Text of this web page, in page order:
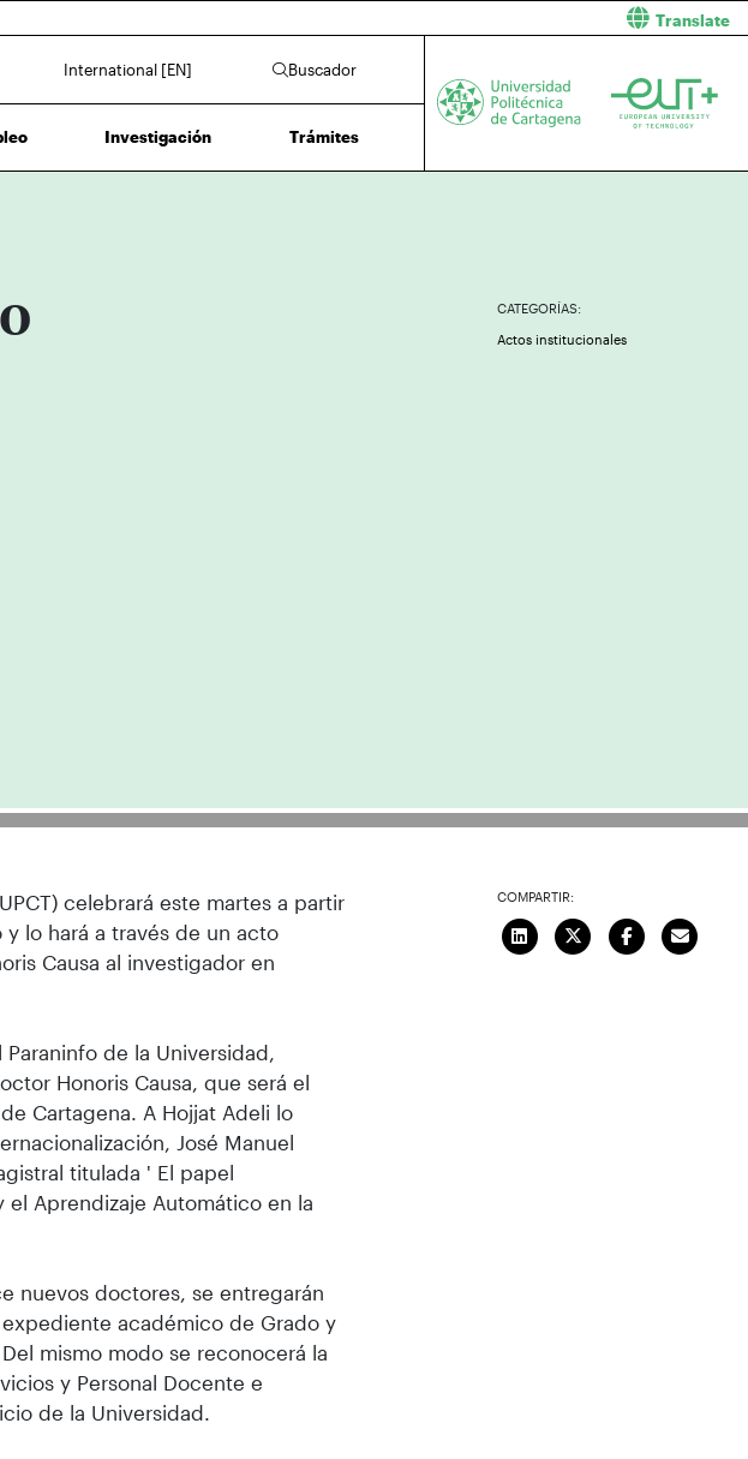
Translate
International [EN] Buscador
Investigación Trámites
CATEGORÍAS:
Actos institucionales
celebrará este martes a partir
y lo hará a través de un acto
Causa al investigador en
de la Universidad,
Honoris Causa, que será el
Cartagena. A Hojjat Adeli lo
José Manuel
titulada ' El papel
Aprendizaje Automático en la
nuevos doctores, se entregarán
académico de Grado y
mismo modo se reconocerá la
y Personal Docente e
de la Universidad.
COMPARTIR: